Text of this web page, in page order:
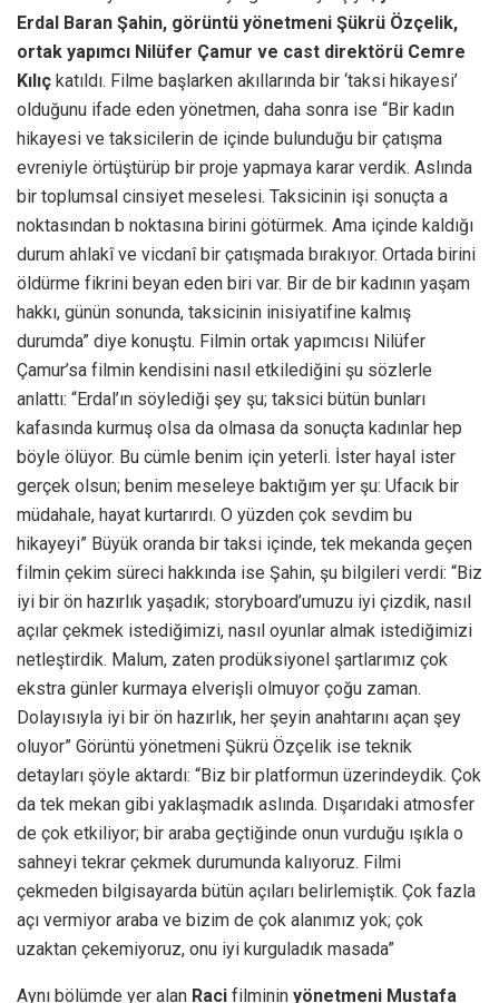
Erdal Baran Şahin, görüntü yönetmeni Şükrü Özçelik,
ortak yapımcı Nilüfer Çamur ve cast direktörü Cemre
Kılıç katıldı. Filme başlarken akıllarında bir ‘taksi hikayesi’
olduğunu ifade eden yönetmen, daha sonra ise “Bir kadın
hikayesi ve taksicilerin de içinde bulunduğu bir çatışma
evreniyle örtüştürüp bir proje yapmaya karar verdik. Aslında
bir toplumsal cinsiyet meselesi. Taksicinin işi sonuçta a
noktasından b noktasına birini götürmek. Ama içinde kaldığı
durum ahlakî ve vicdanî bir çatışmada bırakıyor. Ortada birini
öldürme fikrini beyan eden biri var. Bir de bir kadının yaşam
hakkı, günün sonunda, taksicinin inisiyatifine kalmış
durumda” diye konuştu. Filmin ortak yapımcısı Nilüfer
Çamur’sa filmin kendisini nasıl etkilediğini şu sözlerle
anlattı: “Erdal’ın söylediği şey şu; taksici bütün bunları
kafasında kurmuş olsa da olmasa da sonuçta kadınlar hep
böyle ölüyor. Bu cümle benim için yeterli. İster hayal ister
gerçek olsun; benim meseleye baktığım yer şu: Ufacık bir
müdahale, hayat kurtarırdı. O yüzden çok sevdim bu
hikayeyi” Büyük oranda bir taksi içinde, tek mekanda geçen
filmin çekim süreci hakkında ise Şahin, şu bilgileri verdi: “Biz
iyi bir ön hazırlık yaşadık; storyboard’umuzu iyi çizdik, nasıl
açılar çekmek istediğimizi, nasıl oyunlar almak istediğimizi
netleştirdik. Malum, zaten prodüksiyonel şartlarımız çok
ekstra günler kurmaya elverişli olmuyor çoğu zaman.
Dolayısıyla iyi bir ön hazırlık, her şeyin anahtarını açan şey
oluyor” Görüntü yönetmeni Şükrü Özçelik ise teknik
detayları şöyle aktardı: “Biz bir platformun üzerindeydik. Çok
da tek mekan gibi yaklaşmadık aslında. Dışarıdaki atmosfer
de çok etkiliyor; bir araba geçtiğinde onun vurduğu ışıkla o
sahneyi tekrar çekmek durumunda kalıyoruz. Filmi
çekmeden bilgisayarda bütün açıları belirlemiştik. Çok fazla
açı vermiyor araba ve bizim de çok alanımız yok; çok
uzaktan çekemiyoruz, onu iyi kurguladık masada”
Aynı bölümde yer alan Raci filminin yönetmeni Mustafa